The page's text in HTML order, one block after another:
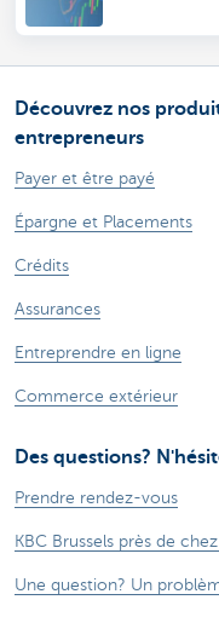
Découvrez nos
entrepreneurs
Payer et être payé
Épargne et Placements
Crédits
Assurances
Entreprendre en ligne
Commerce extérieur
Des questions?
Prendre rendez-vous
KBC Brussels près de
Une question? Un